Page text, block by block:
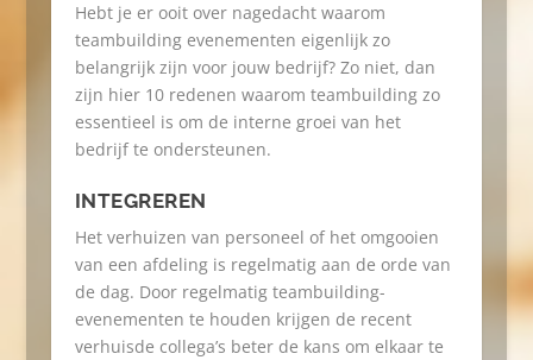
Hebt je er ooit over nagedacht waarom
teambuilding evenementen eigenlijk zo
belangrijk zijn voor jouw bedrijf? Zo niet, dan
zijn hier 10 redenen waarom teambuilding zo
essentieel is om de interne groei van het
bedrijf te ondersteunen.
INTEGREREN
Het verhuizen van personeel of het omgooien
van een afdeling is regelmatig aan de orde van
de dag. Door regelmatig teambuilding-
evenementen te houden krijgen de recent
verhuisde collega’s beter de kans om elkaar te